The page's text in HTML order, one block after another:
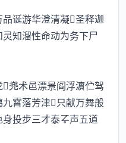
诞游华澄清凝圣释迦
知溜性命动为务下尸
术邑漂景阎浮濵伫驾
霄落芳津只献万舞般
身投步三才泰声五道